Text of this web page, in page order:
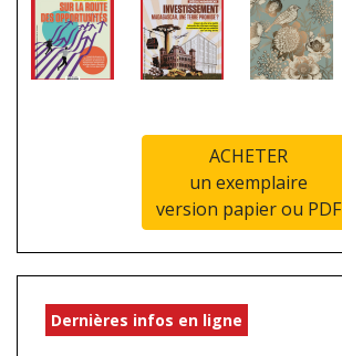
ACHETER
un exemplaire
version papier ou PDF
Dernières infos en ligne